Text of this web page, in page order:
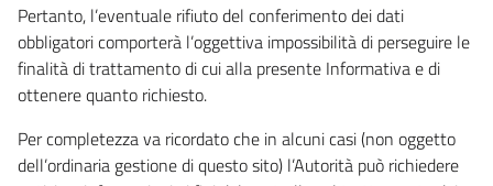
Pertanto, l’eventuale rifiuto del conferimento dei dati
obbligatori comporterà l’oggettiva impossibilità di perseguire le
finalità di trattamento di cui alla presente Informativa e di
ottenere quanto richiesto.
Per completezza va ricordato che in alcuni casi (non oggetto
dell’ordinaria gestione di questo sito) l’Autorità può richiedere